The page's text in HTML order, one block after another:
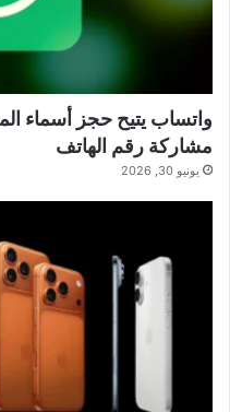
واتساب يتيح حجز أسماء
مشاركة رقم الهاتف
يونيو 30, 2026